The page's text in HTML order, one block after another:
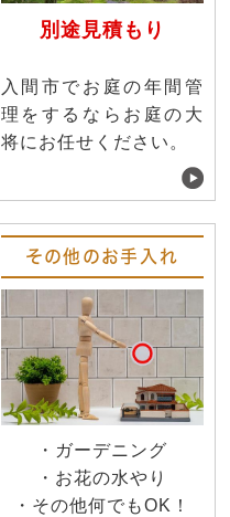
別途見積もり
入間市でお庭の年間管
理をするならお庭の大
将にお任せください。
その他のお手入れ
・ガーデニング
・お花の水やり
・その他何でもOK！